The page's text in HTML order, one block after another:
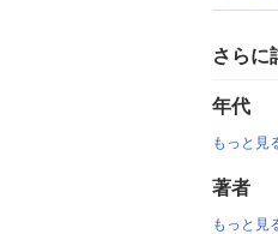
さらに
年代
もっと見
著者
もっと見